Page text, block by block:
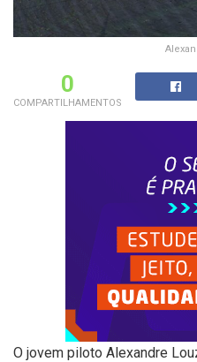
0
COMPARTILHAMENTOS
O jovem piloto Alexandre